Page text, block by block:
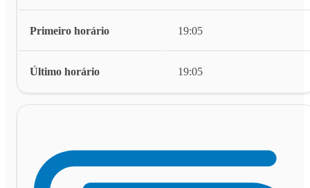
Primeiro horário 19:05
Último horário 19:05